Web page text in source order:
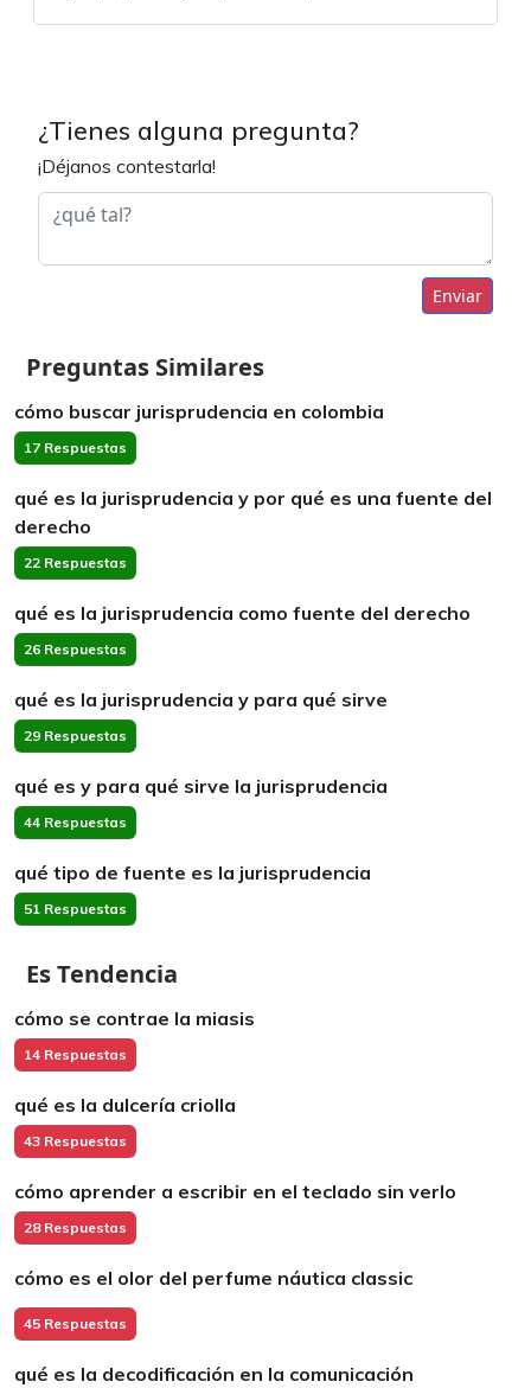
¿Tienes alguna pregunta?
¡Déjanos contestarla!
Enviar
Preguntas Similares
cómo buscar jurisprudencia en colombia
17 Respuestas
qué es la jurisprudencia y por qué es una fuente del
derecho
22 Respuestas
qué es la jurisprudencia como fuente del derecho
26 Respuestas
qué es la jurisprudencia y para qué sirve
29 Respuestas
qué es y para qué sirve la jurisprudencia
44 Respuestas
qué tipo de fuente es la jurisprudencia
51 Respuestas
Es Tendencia
cómo se contrae la miasis
14 Respuestas
qué es la dulcería criolla
43 Respuestas
cómo aprender a escribir en el teclado sin verlo
28 Respuestas
cómo es el olor del perfume náutica classic
45 Respuestas
qué es la decodificación en la comunicación